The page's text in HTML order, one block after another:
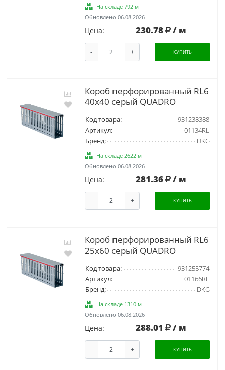
На складе 792 м
Обновлено 06.08.2026
Цена: 230.78 / м
- + КУПИТЬ
Короб перфорированный RL6
40x40 серый QUADRO
Код товара:
931238388
Артикул:
01134RL
Бренд:
DKC
На складе 2622 м
Обновлено 06.08.2026
Цена: 281.36 / м
- + КУПИТЬ
Короб перфорированный RL6
25x60 серый QUADRO
Код товара:
931255774
Артикул:
01166RL
Бренд:
DKC
На складе 1310 м
Обновлено 06.08.2026
Цена: 288.01 / м
- + КУПИТЬ